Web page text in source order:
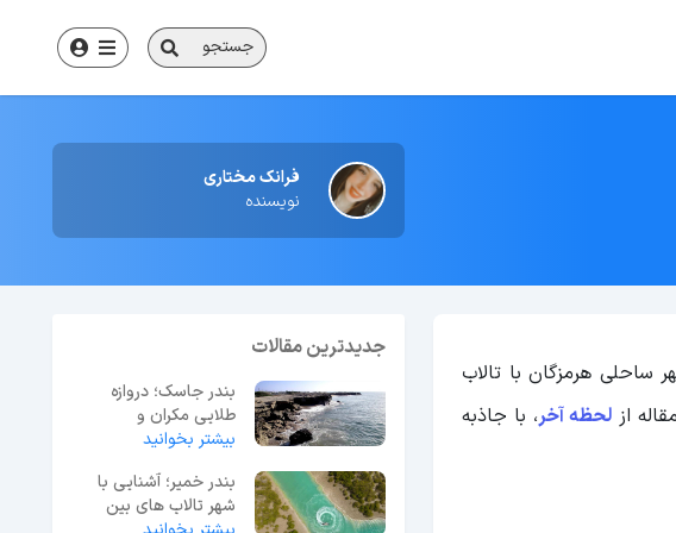
جستجو
فرانک مختاری
نویسنده
ساحلی هرمزگان با تالاب
ازلحظه آخر، با جاذبه
جدیدترین مقالات
بندر جاسک؛ دروازه
طلایی مکران و
جاذبه‌های گردشگری آن
بیشتر بخوانید
بندر خمیر؛ آشنایی با
شهر تالاب های بین